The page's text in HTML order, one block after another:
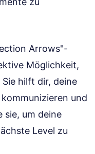
Arrows"-
Möglichkeit,
hilft dir, deine
und
sie, um deine
Level zu